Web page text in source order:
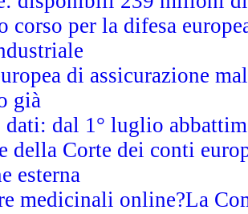
corso per la difesa
di assicurazione
già
dati: dal 1° luglio
della Corte dei conti
esterna
medicinali online?La